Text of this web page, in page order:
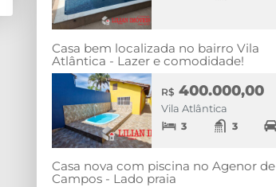
Casa bem localizada no bairro Vila
Atlântica - Lazer e comodidade!
R$400.000,00
Vila Atlântica
3 3
Casa nova com piscina no Agenor de
Campos - Lado praia